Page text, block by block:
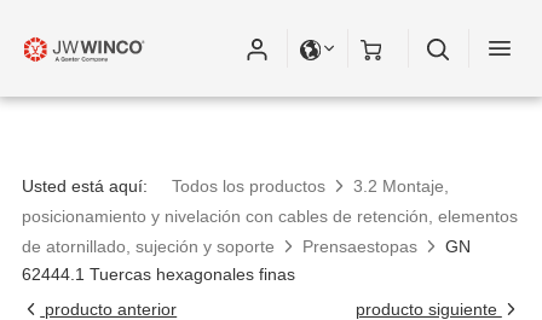
Usted está aquí: Todos los productos
3.2 Montaje,
posicionamiento y nivelación con cables de retención, elementos
de atornillado, sujeción y soporte
Prensaestopas
GN
62444.1 Tuercas hexagonales finas
producto anterior
producto siguiente